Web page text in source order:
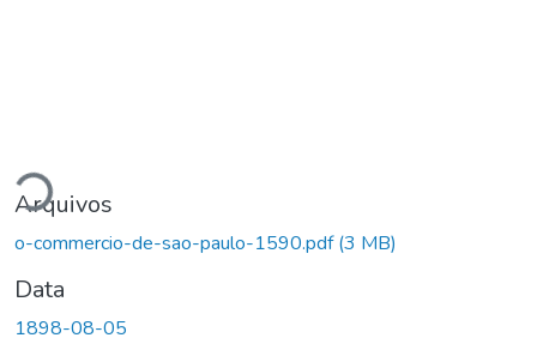
Arquivos
o-commercio-de-sao-paulo-1590.pdf(3 MB)
Data
1898-08-05